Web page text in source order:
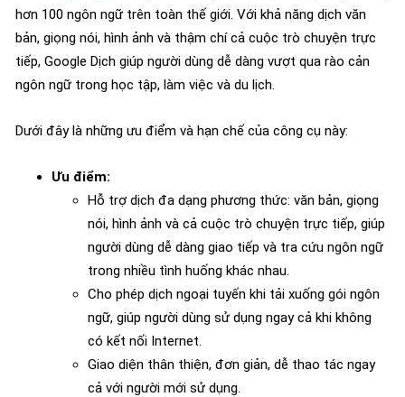
hơn 100 ngôn ngữ trên toàn thế giới. Với khả năng dịch văn
bản, giọng nói, hình ảnh và thậm chí cả cuộc trò chuyện trực
tiếp, Google Dịch giúp người dùng dễ dàng vượt qua rào cản
ngôn ngữ trong học tập, làm việc và du lịch.
Dưới đây là những ưu điểm và hạn chế của công cụ này:
Ưu điểm:
Hỗ trợ dịch đa dạng phương thức: văn bản, giọng
nói, hình ảnh và cả cuộc trò chuyện trực tiếp, giúp
người dùng dễ dàng giao tiếp và tra cứu ngôn ngữ
trong nhiều tình huống khác nhau.
Cho phép dịch ngoại tuyến khi tải xuống gói ngôn
ngữ, giúp người dùng sử dụng ngay cả khi không
có kết nối Internet.
Giao diện thân thiện, đơn giản, dễ thao tác ngay
cả với người mới sử dụng.